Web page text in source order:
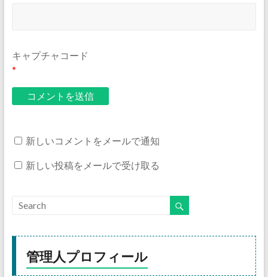
キャプチャコード
*
新しいコメントをメールで通知
新しい投稿をメールで受け取る
管理人プロフィール